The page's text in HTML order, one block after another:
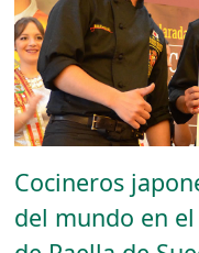
Cocineros
del mundo en